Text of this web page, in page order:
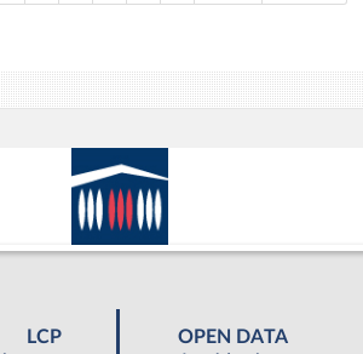
LCP
OPEN DATA